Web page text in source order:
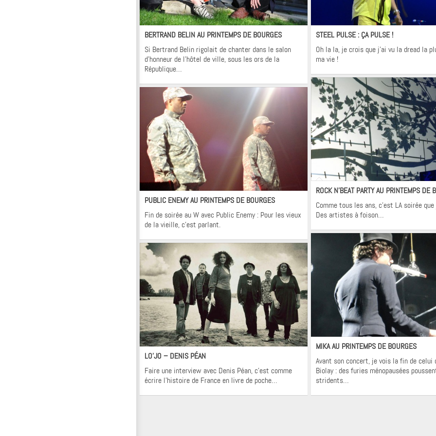
Interviews
BERTRAND BELIN AU PRINTEMPS DE BOURGES
Si Bertrand Belin rigolait de chanter dans le salon
d’honneur de l’hôtel de ville, sous les ors de la
République…
Flashback
STEEL PULSE : ÇA PULSE !
Oh la la, je crois que j’ai vu la dread la
ma vie !
Flashback
Vidéos
ROCK N’BEAT PARTY AU PRINTEMPS DE
Comme tous les ans, c’est LA soirée
Des artistes à foison…
PUBLIC ENEMY AU PRINTEMPS DE BOURGES
Fin de soirée au W avec Public Enemy : Pour les vieux
de la vieille, c’est parlant.
Flashback
MIKA AU PRINTEMPS DE BOURGES
Avant son concert, je vois la fin de celui
Biolay : des furies ménopausées
stridents…
Interviews
Portraits
LO’JO – DENIS PÉAN
Faire une interview avec Denis Péan, c’est comme
écrire l’histoire de France en livre de poche…